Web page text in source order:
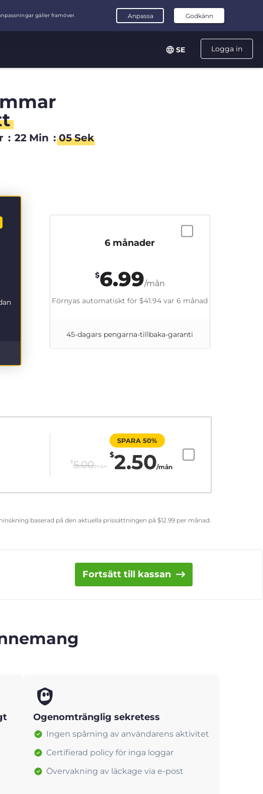
Logga in
SE
: 22 Min : 05 Sek
6 månader
$6.99/mån
Förnyas automatiskt för $41.94 var 6 månad
45-dagars pengarna-tillbaka-garanti
$5.00/mån
SPARA 50%
$2.50/mån
baserad på den aktuella prissättningen på $12.99 per månad.
Fortsätt till kassan
Ogenomtränglig sekretess
Ingen spårning av användarens aktivitet
Certifierad policy för inga loggar
Övervakning av läckage via e-post